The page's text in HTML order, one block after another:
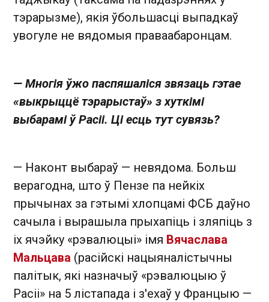
тэрарызме), якія ўбольшасці выпадкаў
увогуле не вядомыя праваабаронцам.
— Многія ўжо паспяшаліся звязаць гэтае
«выкрыццё тэрарыстаў» з хуткімі
выбарамі ў Расіі. Ці есць тут сувязь?
— Наконт выбараў — невядома. Больш
верагодна, што ў Пензе па нейкіх
прычынах за гэтымі хлопцамі ФСБ даўно
сачыла і вырашыла прыхапіць і зляпіць з
іх ячэйку «рэвалюцыі» імя Вячаслава
Мальцава (расійскі нацыяналістычны
палітык, які назначыў «рэвалюцыю ў
Расіі» на 5 лістапада і з'ехаў у Францыю —